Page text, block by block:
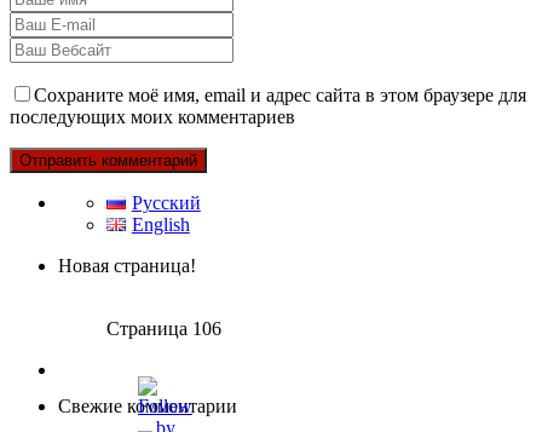
Сохраните моё имя, email и адрес сайта в этом браузере для
последующих моих комментариев
Русский
English
Новая страница!
Страница 106
Свежие комментарии